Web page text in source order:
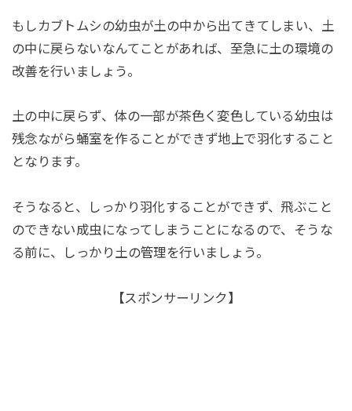
もしカブトムシの幼虫が土の中から出てきてしまい、土
の中に戻らないなんてことがあれば、至急に土の環境の
改善を行いましょう。
土の中に戻らず、体の一部が茶色く変色している幼虫は
残念ながら蛹室を作ることができず地上で羽化すること
となります。
そうなると、しっかり羽化することができず、飛ぶこと
のできない成虫になってしまうことになるので、そうな
る前に、しっかり土の管理を行いましょう。
【スポンサーリンク】